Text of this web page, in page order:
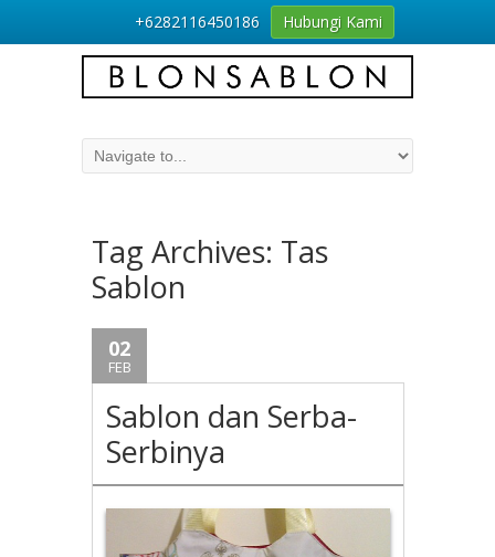
Tag Archives: Tas
Sablon
02
FEB
Sablon dan Serba-
Serbinya
+6282116450186 Hubungi Kami